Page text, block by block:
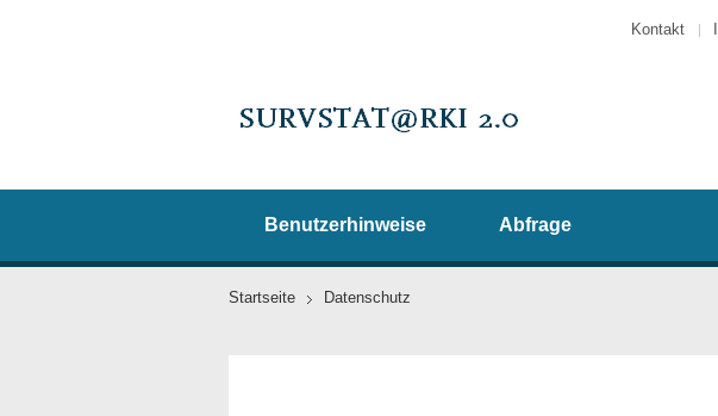
Kontakt
Benutzerhinweise Abfrage
Startseite Datenschutz